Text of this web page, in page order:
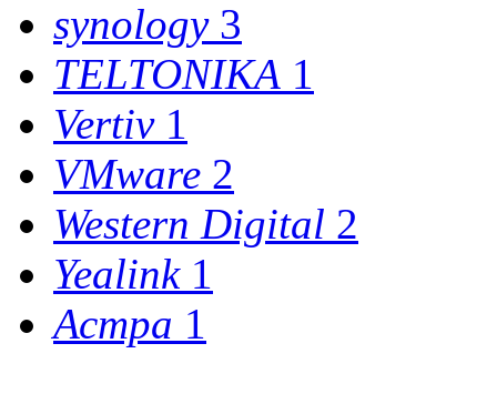
synology 3
TELTONIKA 1
Vertiv 1
VMware 2
Western Digital 2
Yealink 1
Астра 1